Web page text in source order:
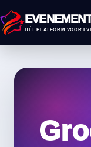
HÉT PLATFORM VOOR